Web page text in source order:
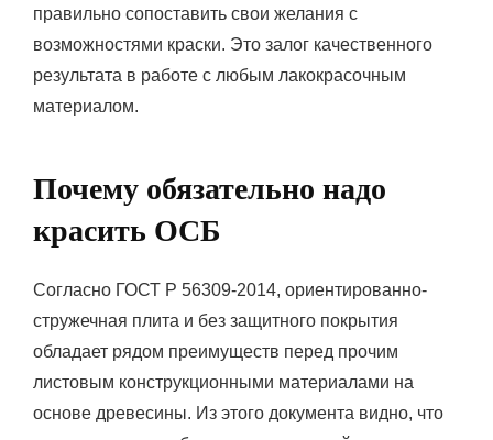
правильно сопоставить свои желания с
возможностями краски. Это залог качественного
результата в работе с любым лакокрасочным
материалом.
Почему обязательно надо
красить ОСБ
Согласно ГОСТ Р 56309-2014, ориентированно-
стружечная плита и без защитного покрытия
обладает рядом преимуществ перед прочим
листовым конструкционными материалами на
основе древесины. Из этого документа видно, что